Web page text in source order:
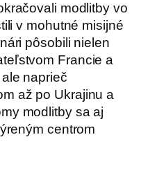
modlitby vo
v mohutné misijné
pôsobili nielen
Francie a
naprieč
až po Ukrajinu a
modlitby sa aj
centrom